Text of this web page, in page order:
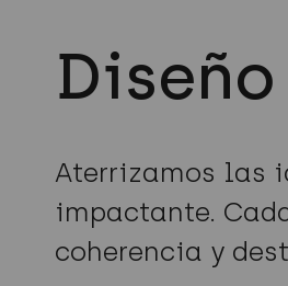
Aterrizamos las
impactante.
coherencia y